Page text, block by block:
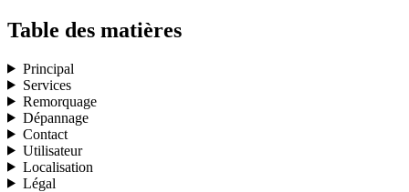
Table des matières
Principal
Services
Remorquage
Dépannage
Contact
Utilisateur
Localisation
Légal